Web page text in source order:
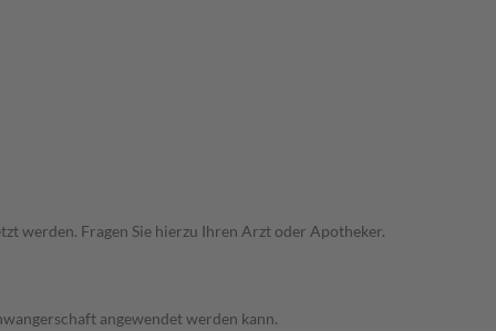
werden. Fragen Sie hierzu Ihren Arzt oder Apotheker.
angewendet werden kann.